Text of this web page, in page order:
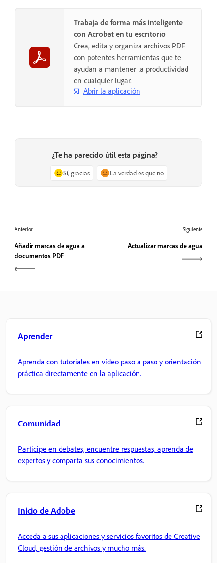
Trabaja de forma más inteligente
con Acrobat en tu escritorio
Crea, edita y organiza archivos PDF
con potentes herramientas que te
ayudan a mantener la productividad
en cualquier lugar.
Abrir la aplicación
¿Te ha parecido útil esta página?
Sí, gracias La verdad es que no
Anterior
Añadir marcas de agua a
documentos PDF
Siguiente
Actualizar marcas de agua
Aprender
Aprenda con tutoriales en vídeo paso a paso y orientación
práctica directamente en la aplicación.
Comunidad
Participe en debates, encuentre respuestas, aprenda de
expertos y comparta sus conocimientos.
Inicio de Adobe
Acceda a sus aplicaciones y servicios favoritos de Creative
Cloud, gestión de archivos y mucho más.